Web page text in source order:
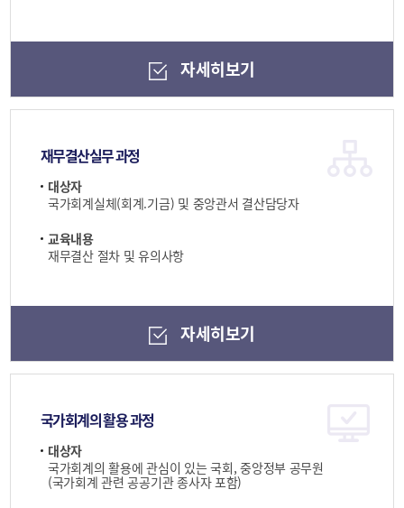
자세히보기
재무결산실무 과정
대상자
국가회계실체(회계.기금) 및 중앙관서 결산담당자
교육내용
재무결산 절차 및 유의사항
자세히보기
국가회계의 활용 과정
대상자
국가회계의 활용에 관심이 있는 국회, 중앙정부 공무원
(국가회계 관련 공공기관 종사자 포함)